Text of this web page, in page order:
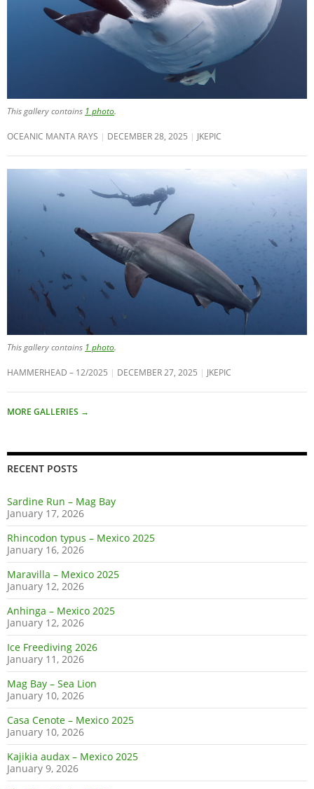
This gallery contains 1 photo.
OCEANIC MANTA RAYS DECEMBER 28, 2025 JKEPIC
This gallery contains 1 photo.
HAMMERHEAD – 12/2025 DECEMBER 27, 2025 JKEPIC
MORE GALLERIES →
RECENT POSTS
Sardine Run – Mag Bay
January 17, 2026
Rhincodon typus – Mexico 2025
January 16, 2026
Maravilla – Mexico 2025
January 12, 2026
Anhinga – Mexico 2025
January 12, 2026
Ice Freediving 2026
January 11, 2026
Mag Bay – Sea Lion
January 10, 2026
Casa Cenote – Mexico 2025
January 10, 2026
Kajikia audax – Mexico 2025
January 9, 2026